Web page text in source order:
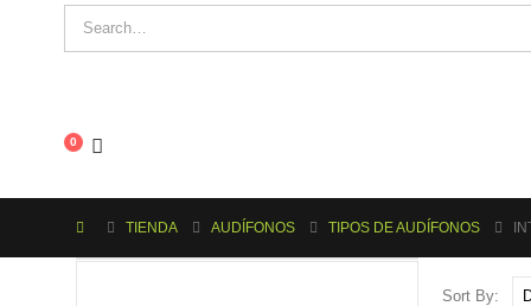
0
TIENDA AUDÍFONOS TIPOS DE AUDÍFONOS
Sort By: